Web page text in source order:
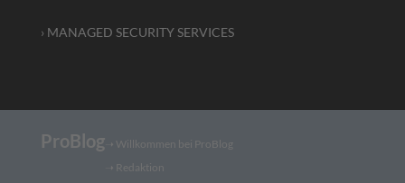
› MANAGED SECURITY SERVICES
ProBlog➝ Willkommen bei ProBlog
➝ Redaktion